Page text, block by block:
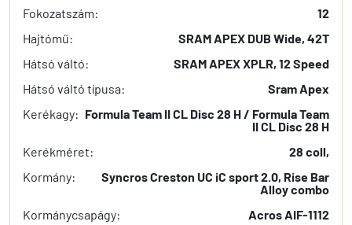
Fokozatszám:
12
Hajtómű:
SRAM APEX DUB Wide, 42T
Hátsó váltó:
SRAM APEX XPLR, 12 Speed
Hátsó váltó típusa:
Sram Apex
Kerékagy: Formula Team II CL Disc 28 H / Formula Team
II CL Disc 28 H
Kerékméret:
28 coll,
Kormány:
Syncros Creston UC iC sport 2.0, Rise Bar
Alloy combo
Kormánycsapágy:
Acros AIF-1112